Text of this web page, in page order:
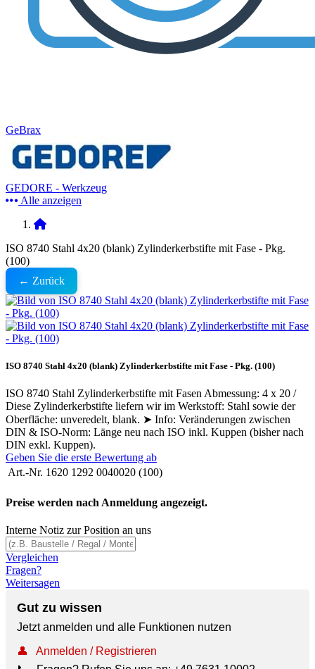
GeBrax
GEDORE - Werkzeug
Alle anzeigen
ISO 8740 Stahl 4x20 (blank) Zylinderkerbstifte mit Fase - Pkg.
(100)
← Zurück
ISO 8740 Stahl 4x20 (blank) Zylinderkerbstifte mit Fase - Pkg. (100)
ISO 8740 Stahl Zylinderkerbstifte mit Fasen Abmessung: 4 x 20 /
Diese Zylinderkerbstifte liefern wir im Werkstoff: Stahl sowie der
Oberfläche: unveredelt, blank. ➤ Info: Veränderungen zwischen
DIN & ISO-Norm: Länge neu nach ISO inkl. Kuppen (bisher nach
DIN exkl. Kuppen).
Geben Sie die erste Bewertung ab
Art.-Nr. 1620 1292 0040020 (100)
Preise werden nach Anmeldung angezeigt.
Interne Notiz zur Position an uns
Vergleichen
Fragen?
Weitersagen
Gut zu wissen
Jetzt anmelden und alle Funktionen nutzen
👤
Anmelden / Registrieren